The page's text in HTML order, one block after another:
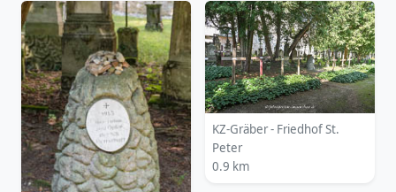
KZ-Gräber - Friedhof St.
Peter
0.9 km